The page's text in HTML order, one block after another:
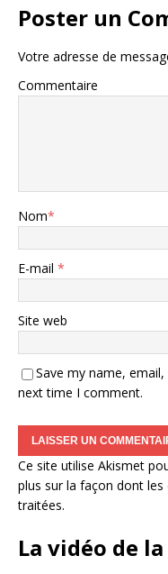
Poster un
Votre adresse de
Commentaire
Nom*
E-mail *
Site web
Save my name,
next time I comment.
Ce site utilise Akismet
plus sur la façon dont
traitées.
La vidéo de